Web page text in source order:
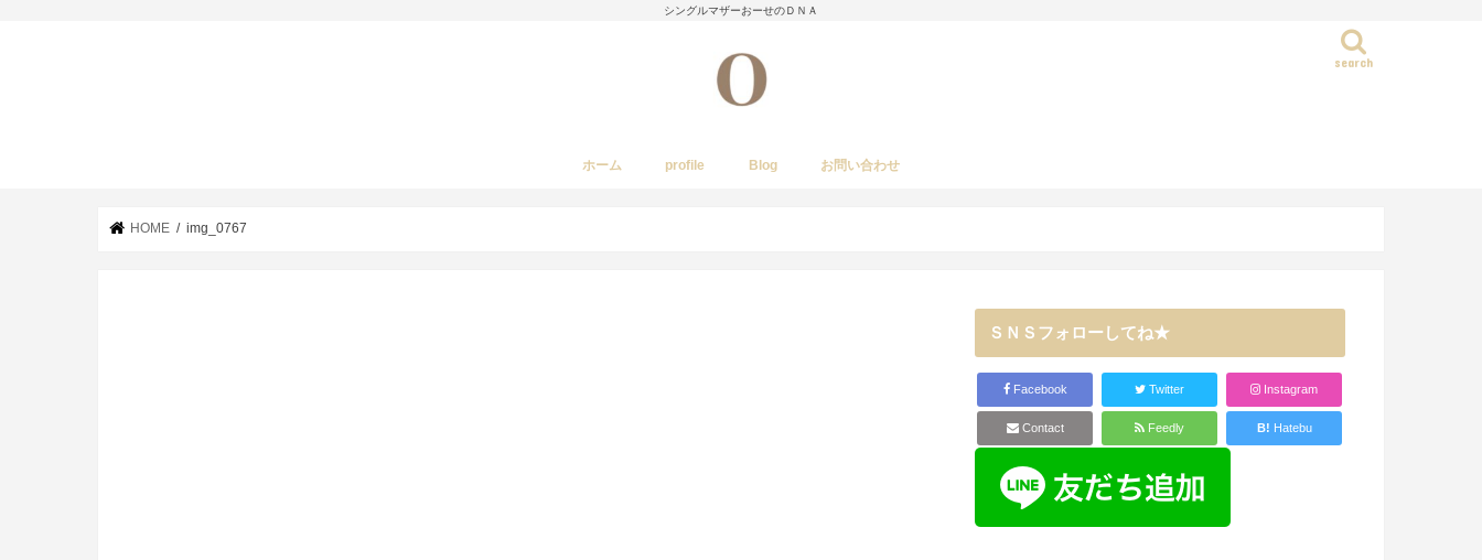
シングルマザーおーせのＤＮＡ
search
ホーム profile Blog お問い合わせ
HOME img_0767
ＳＮＳフォローしてね★
Facebook Twitter Instagram
Contact Feedly B! Hatebu